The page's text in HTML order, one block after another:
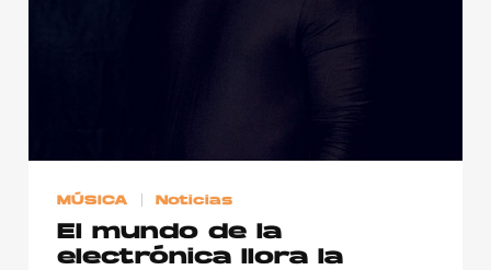
MÚSICA Noticias
El mundo de la
electrónica llora la